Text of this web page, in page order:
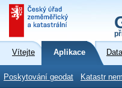
Vítejte Aplikace Data
Poskytování geodat Katastr